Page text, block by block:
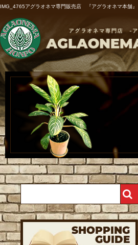
IMG_4765アグラオネマ専門販売店 『アグラオネマ本舗